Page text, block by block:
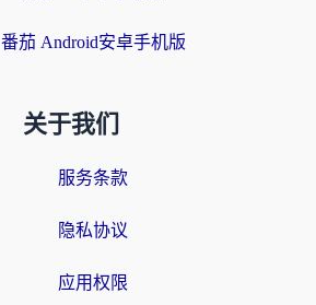
番茄 Android安卓手机版
关于我们
服务条款
隐私协议
应用权限